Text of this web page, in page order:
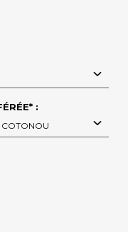
:
COTONOU